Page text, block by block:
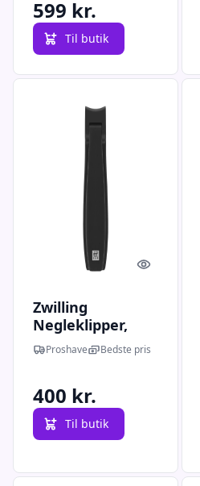
599 kr.
Til butik
Quick look
Zwilling
Negleklipper,
SortProshave Bedste pris
400 kr.
Til butik